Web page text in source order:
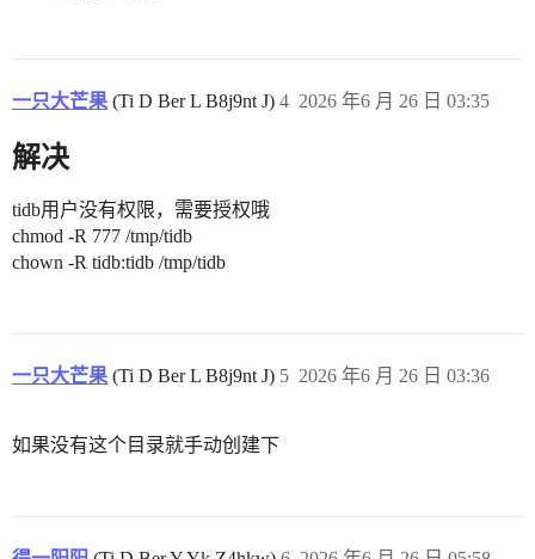
一只大芒果 (Ti D Ber L B8j9nt J) 2026 年6 月 26 日 03:35
4
解决
tidb用户没有权限，需要授权哦
chmod -R 777 /tmp/tidb
chown -R tidb:tidb /tmp/tidb
一只大芒果 (Ti D Ber L B8j9nt J) 2026 年6 月 26 日 03:36
5
如果没有这个目录就手动创建下